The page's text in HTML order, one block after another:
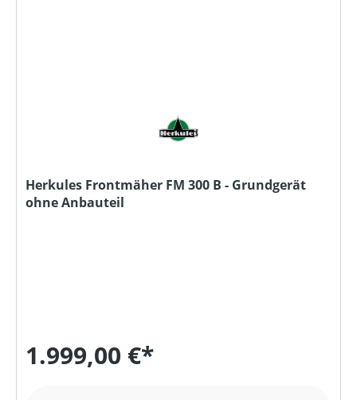
Herkules Frontmäher FM 300 B - Grundgerät
ohne Anbauteil
1.999,00 €*